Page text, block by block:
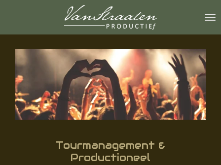
hoofdinhoud
Tourmanagement &
Productioneel